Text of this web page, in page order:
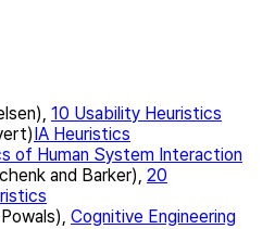
10 Usability Heuristics
IA Heuristics
of Human System Interaction
and Barker), 20
Cognitive Engineering